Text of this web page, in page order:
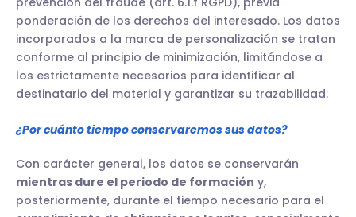
ponderación de los derechos del interesado. Los datos
incorporados a la marca de personalización se tratan
conforme al principio de minimización, limitándose a
los estrictamente necesarios para identificar al
destinatario del material y garantizar su trazabilidad.
¿Por cuánto tiempo conservaremos sus datos?
Con carácter general, los datos se conservarán
mientras dure el periodo de formación y,
posteriormente, durante el tiempo necesario para el